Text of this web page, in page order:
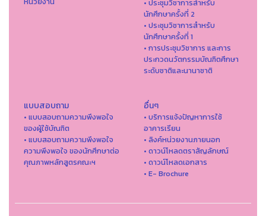
• ประชุมวิชาการสำหรับ
นักศึกษาครั้งที่ 2
• ประชุมวิชาการสำหรับ
นักศึกษาครั้งที่ 1
• การประชุมวิชาการ และการ
ประกวดนวัตกรรมบัณฑิตศึกษา
ระดับชาติและนานาชาติ
แบบสอบถาม
• แบบสอบถามความพึงพอใจ
ของผู้ใช้บัณฑิต
• แบบสอบถามความพึงพอใจ
ความพึงพอใจ ของนักศึกษาต่อ
คุณภาพหลักสูตรคณะฯ
อื่นๆ
• บริการแจ้งปัญหาการใ่ช้
อาคารเรียน
• ลิงค์หน่วยงานภายนอก
• ดาวน์โหลดตราสัญลักษณ์
• ดาวน์โหลดเอกสาร
• E- Brochure